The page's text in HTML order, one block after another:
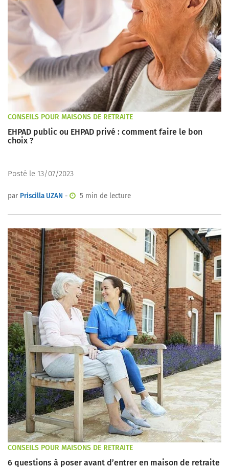
CONSEILS POUR MAISONS DE RETRAITE
EHPAD public ou EHPAD privé : comment faire le bon
choix ?
Posté le 13/07/2023
par Priscilla UZAN - 5 min de lecture
CONSEILS POUR MAISONS DE RETRAITE
6 questions à poser avant d’entrer en maison de retraite